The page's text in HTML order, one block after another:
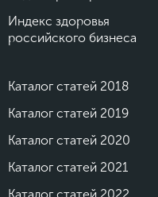
Индекс здоровья
российского бизнеса
Каталог статей 2018
Каталог статей 2019
Каталог статей 2020
Каталог статей 2021